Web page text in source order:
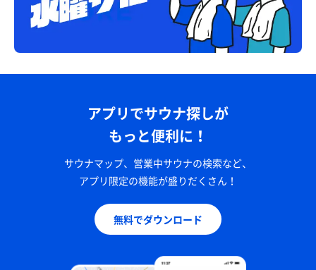
アプリでサウナ探しが
もっと便利に！
サウナマップ、営業中サウナの検索など、
アプリ限定の機能が盛りだくさん！
無料でダウンロード